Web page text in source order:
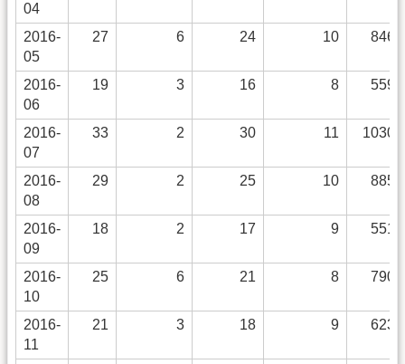
04
2016-
05
27 6 24 10 846
2016-
06
19 3 16 8 559
2016-
07
33 2 30 11 1030
2016-
08
29 2 25 10 885
2016-
09
18 2 17 9 551
2016-
10
25 6 21 8 790
2016-
11
21 3 18 9 623